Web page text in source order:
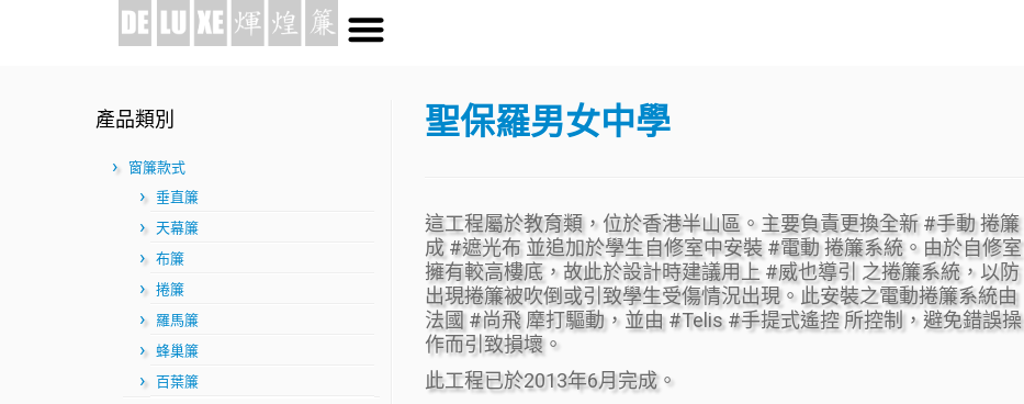
產品類別
窗簾款式
垂直簾
天幕簾
布簾
捲簾
羅馬簾
蜂巢簾
百葉簾
聖保羅男女中學
這工程屬於教育類，位於香港半山區。主要負責更換全新 #手動 捲簾
成 #遮光布 並追加於學生自修室中安裝 #電動 捲簾系統。由於自修室
擁有較高樓底，故此於設計時建議用上 #威也導引 之捲簾系統，以防
出現捲簾被吹倒或引致學生受傷情況出現。此安裝之電動捲簾系統由
法國 #尚飛 犘打驅動，並由 #Telis #手提式遙控 所控制，避免錯誤操
作而引致損壞。
此工程已於2013年6月完成。